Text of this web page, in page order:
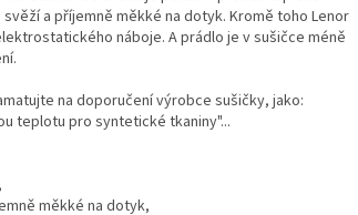
a příjemně měkké na dotyk. Kromě toho Lenor
náboje. A prádlo je v sušičce méně
na doporučení výrobce sušičky, jako:
teplotu pro syntetické tkaniny"...
měkké na dotyk,